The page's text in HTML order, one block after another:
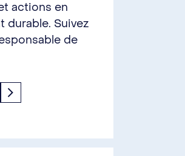
actions en
durable. Suivez
de